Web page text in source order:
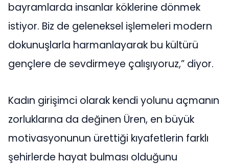
bayramlarda insanlar köklerine dönmek
istiyor. Biz de geleneksel işlemeleri modern
dokunuşlarla harmanlayarak bu kültürü
gençlere de sevdirmeye çalışıyoruz,” diyor.
Kadın girişimci olarak kendi yolunu açmanın
zorluklarına da değinen Üren, en büyük
motivasyonunun ürettiği kıyafetlerin farklı
şehirlerde hayat bulması olduğunu